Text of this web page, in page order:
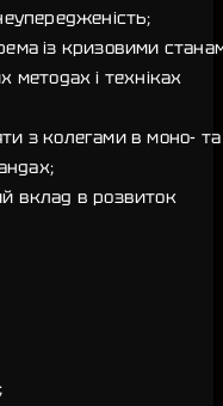
із кризовими
методах і техніках
з колегами в моно- та
вклад в розвиток